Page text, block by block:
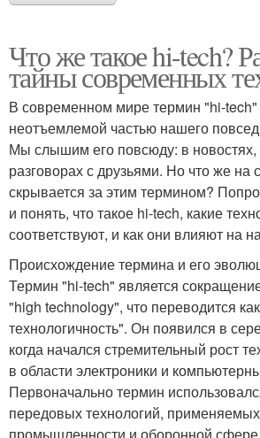
Что же такое hi-tech?
тайны современных
В современном мире термин "hi-tech"
неотъемлемой частью нашего
Мы слышим его повсюду: в новостях,
разговорах с друзьями. Но что же на
скрывается за этим термином?
и понять, что такое hi-tech, какие
соответствуют, и как они влияют на
Происхождение термина и его
Термин "hi-tech" является
"high technology", что переводится
технологичность". Он появился в
когда начался стремительный рост
в области электроники и
Первоначально термин
передовых технологий,
промышленности и оборонной сфере.